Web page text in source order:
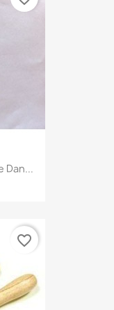
Dan...
favorite_border